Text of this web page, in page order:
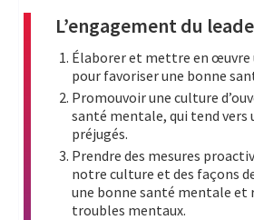
L’engagement du
Élaborer et mettre en œuvre
pour favoriser une bonne
Promouvoir une culture
santé mentale, qui tend vers
préjugés.
Prendre des mesures
notre culture et des façons
une bonne santé mentale et
troubles mentaux.